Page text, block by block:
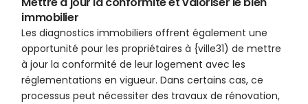
immobilier
Les diagnostics immobiliers offrent également une
opportunité pour les propriétaires à {ville31) de mettre
à jour la conformité de leur logement avec les
réglementations en vigueur. Dans certains cas, ce
processus peut nécessiter des travaux de rénovation,